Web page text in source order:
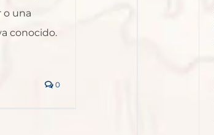
o una
conocido.
0